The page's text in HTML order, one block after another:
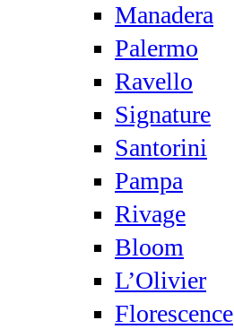
Manadera
Palermo
Ravello
Signature
Santorini
Pampa
Rivage
Bloom
L’Olivier
Florescence